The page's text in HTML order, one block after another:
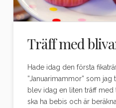
Träff med
Hade idag den första
”Januarimammor” som jag
blev idag en liten träff
ska ha bebis och är